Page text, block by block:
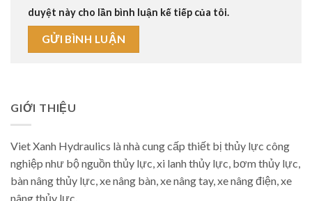
duyệt này cho lần bình luận kế tiếp của tôi.
GIỚI THIỆU
Viet Xanh Hydraulics là nhà cung cấp thiết bị thủy lực công
nghiệp như bộ nguồn thủy lực, xi lanh thủy lực, bơm thủy lực,
bàn nâng thủy lực, xe nâng bàn, xe nâng tay, xe nâng điện, xe
nâng thủy lực.